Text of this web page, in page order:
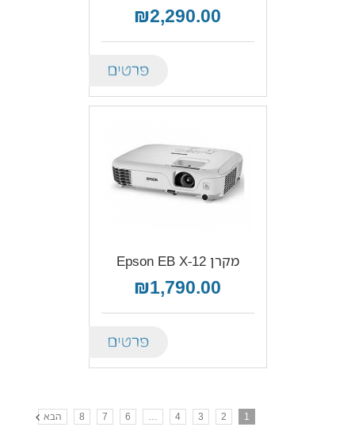
₪2,290.00
מקרן Epson EB X-12
₪1,790.00
1
2
3
4
…
6
7
8 הבא